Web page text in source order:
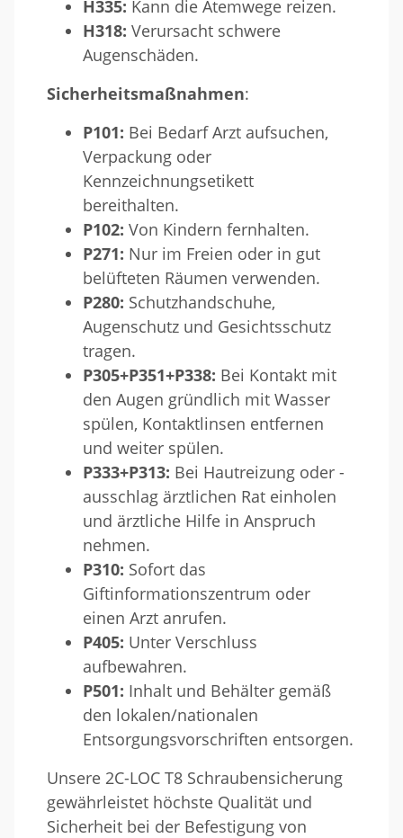
H335: Kann die Atemwege reizen.
H318: Verursacht schwere
Augenschäden.
Sicherheitsmaßnahmen:
P101: Bei Bedarf Arzt aufsuchen,
Verpackung oder
Kennzeichnungsetikett
bereithalten.
P102: Von Kindern fernhalten.
P271: Nur im Freien oder in gut
belüfteten Räumen verwenden.
P280: Schutzhandschuhe,
Augenschutz und Gesichtsschutz
tragen.
P305+P351+P338: Bei Kontakt mit
den Augen gründlich mit Wasser
spülen, Kontaktlinsen entfernen
und weiter spülen.
P333+P313: Bei Hautreizung oder -
ausschlag ärztlichen Rat einholen
und ärztliche Hilfe in Anspruch
nehmen.
P310: Sofort das
Giftinformationszentrum oder
einen Arzt anrufen.
P405: Unter Verschluss
aufbewahren.
P501: Inhalt und Behälter gemäß
den lokalen/nationalen
Entsorgungsvorschriften entsorgen.
Unsere 2C-LOC T8 Schraubensicherung
gewährleistet höchste Qualität und
Sicherheit bei der Befestigung von